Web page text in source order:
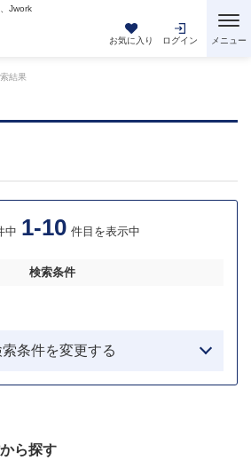
Jwork
お気に入り ログイン
結果
中 1-10 件目を表示中
検索条件
条件を変更する
ら探す